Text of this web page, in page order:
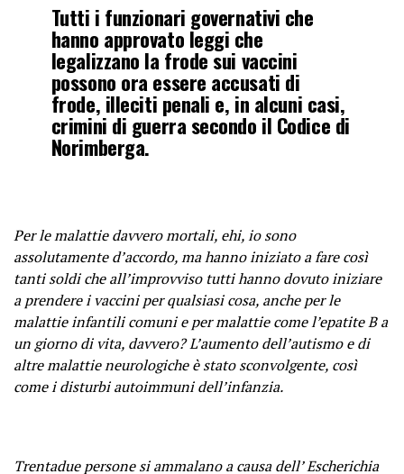
Tutti i funzionari governativi che
hanno approvato leggi che
legalizzano la frode sui vaccini
possono ora essere accusati di
frode, illeciti penali e, in alcuni casi,
crimini di guerra secondo il Codice di
Norimberga.
Per le malattie davvero mortali, ehi, io sono
assolutamente d’accordo, ma hanno iniziato a fare così
tanti soldi che all’improvviso tutti hanno dovuto iniziare
a prendere i vaccini per qualsiasi cosa, anche per le
malattie infantili comuni e per malattie come l’epatite B a
un giorno di vita, davvero? L’aumento dell’autismo e di
altre malattie neurologiche è stato sconvolgente, così
come i disturbi autoimmuni dell’infanzia.
Trentadue persone si ammalano a causa dell’ Escherichia